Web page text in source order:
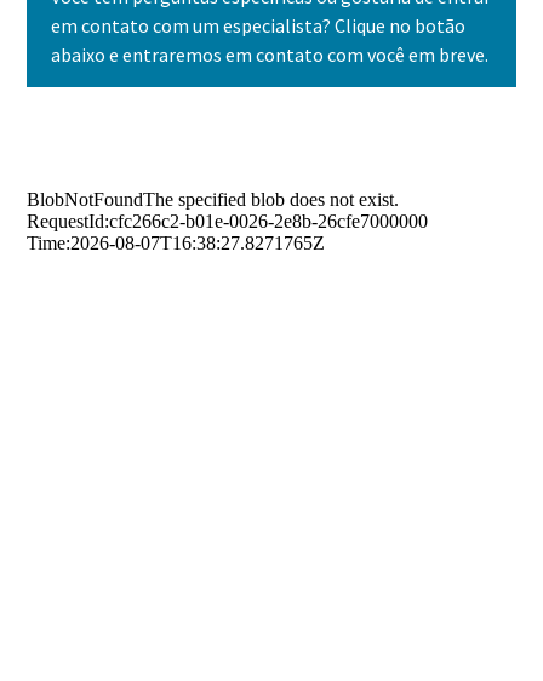
Tudo o que você precisa saber sobre seu
processo de transporte pneumático
Descubra
em contato com um especialista? Clique no botão
abaixo e entraremos em contato com você em breve.